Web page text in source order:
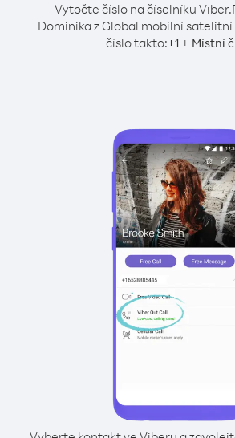
Vytočte číslo na číselníku Viber.
Dominika z Global mobilní
číslo takto:+1 + Místní